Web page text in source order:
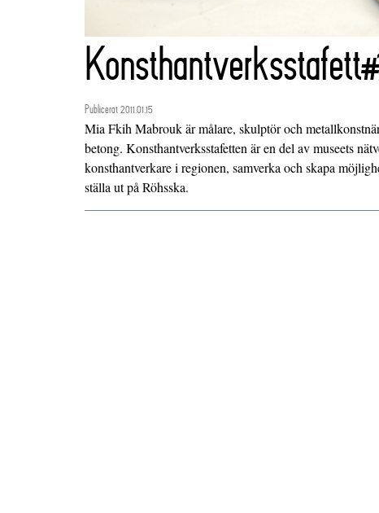
Publicerat 2011.01.15
Mia Fkih Mabrouk är målare, skulptör och
betong. Konsthantverksstafetten är en del av museets
konsthantverkare i regionen, samverka och skapa
ställa ut på Röhsska.